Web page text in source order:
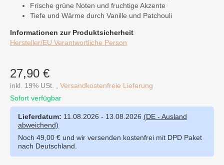
Frische grüne Noten und fruchtige Akzente
Tiefe und Wärme durch Vanille und Patchouli
Informationen zur Produktsicherheit
Hersteller/EU Verantwortliche Person
27,90 €
inkl. 19% USt. , Versandkostenfreie Lieferung
Sofort verfügbar
Lieferdatum: 11.08.2026 - 13.08.2026 (DE - Ausland
abweichend)
Noch 49,00 € und wir versenden kostenfrei mit DPD Paket
nach Deutschland.